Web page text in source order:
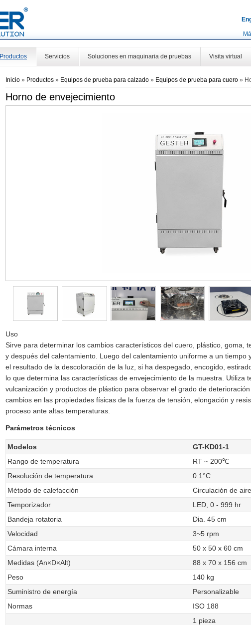
Productos Servicios Soluciones en maquinaria de pruebas Visita virtual
Inicio » Productos » Equipos de prueba para calzado » Equipos de prueba para cuero »
Horno de envejecimiento
Uso
Sirve para determinar los cambios característicos del cuero, plástico, goma,
y después del calentamiento. Luego del calentamiento uniforme a un tiempo
el resultado de la descoloración de la luz, si ha despegado, encogido,
lo que determina las características de envejecimiento de la muestra. Utiliza
vulcanización y productos de plástico para observar el grado de
cambios en las propiedades físicas de la fuerza de tensión, elongación y
proceso ante altas temperaturas.
Parámetros técnicos
Modelos GT-KD01-1
Rango de temperatura
RT ~ 200℃
Resolución de temperatura
0.1°C
Método de calefacción
Circulación de
Temporizador
LED, 0 - 999 hr
Bandeja rotatoria
Dia. 45 cm
Velocidad
3~5 rpm
Cámara interna
50 x 50 x 60 cm
Medidas (An×D×Alt)
88 x 70 x 156 cm
Peso
140 kg
Suministro de energía
Personalizable
Normas
ISO 188
1 pieza